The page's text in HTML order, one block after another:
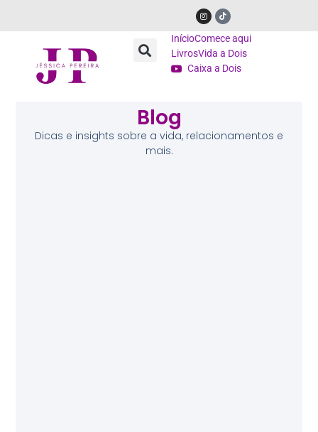
InícioComece aqui
LivrosVida a Dois
Caixa a Dois
Blog
Dicas e insights sobre a vida, relacionamentos e
mais.